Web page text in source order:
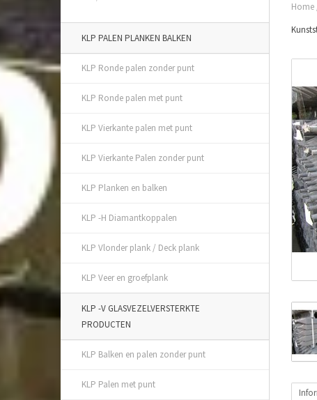
KLP PALEN PLANKEN BALKEN
KLP Ronde palen zonder punt
KLP Ronde palen met punt
KLP Vierkante palen met punt
KLP Vierkante Palen zonder punt
KLP Planken en balken
KLP -H Diamantkoppalen
KLP Vlonder plank / Deck plank
KLP Veer en groefplank
KLP -V GLASVEZELVERSTERKTE
PRODUCTEN
KLP Balken en palen zonder punt
KLP Palen met punt
Home